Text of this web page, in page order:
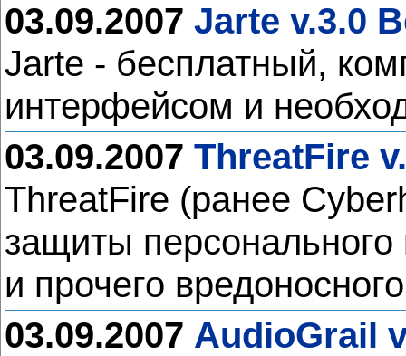
03.09.2007 Jarte v.3.0
Jarte - бесплатный,
интерфейсом и
03.09.2007 ThreatFire
ThreatFire (ранее
защиты
и прочего
03.09.2007 AudioGrail